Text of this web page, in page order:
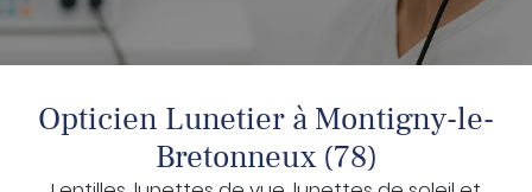
Opticien Lunetier à Montigny-le-
Bretonneux (78)